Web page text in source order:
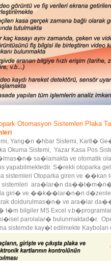
Otomasyon Sistemleri Plaka
Yang�n �hbar Sistemi, Kartl�
Okuma Sistemi, Yazar Kasa Pos
sa�lamakta ve otomatik
S�rekli otoparka
sistemleri Otoparka giren ve
sistemleri ara�lar�n
giri� ve ��k��lar�n�n
doldurulmas�n� ve ara�lar
t�m bilgiler MS Excel
parolalar� bulunmaktad�r.
kay�t edilmekte Kaybolan